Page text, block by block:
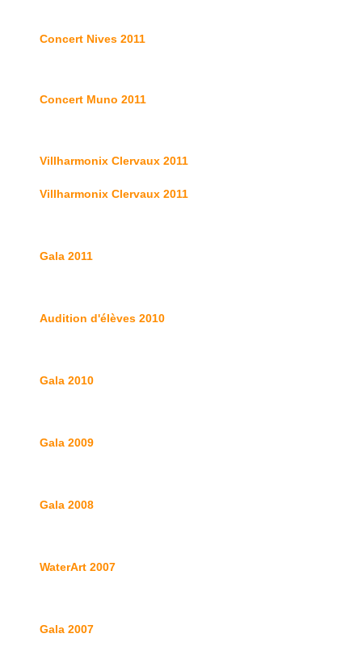
Concert Nives 2011
Concert Muno 2011
Villharmonix Clervaux 2011
Villharmonix Clervaux 2011
Gala 2011
Audition d'élèves 2010
Gala 2010
Gala 2009
Gala 2008
WaterArt 2007
Gala 2007